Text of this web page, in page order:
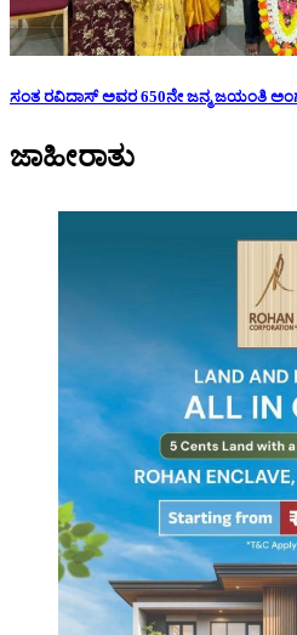
ಸಂತ ರವಿದಾಸ್ ಅವರ 650ನೇ ಜನ್ಮ ಜಯಂತಿ
ಜಾಹೀರಾತು